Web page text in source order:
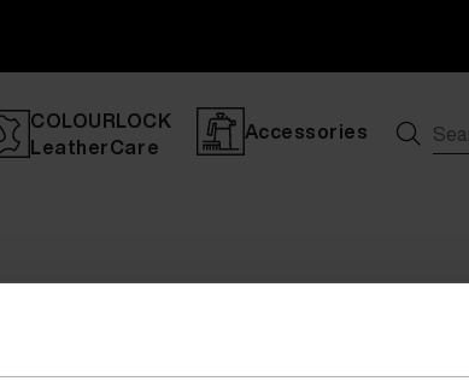
COLOURLOCK
LeatherCare
Accessories